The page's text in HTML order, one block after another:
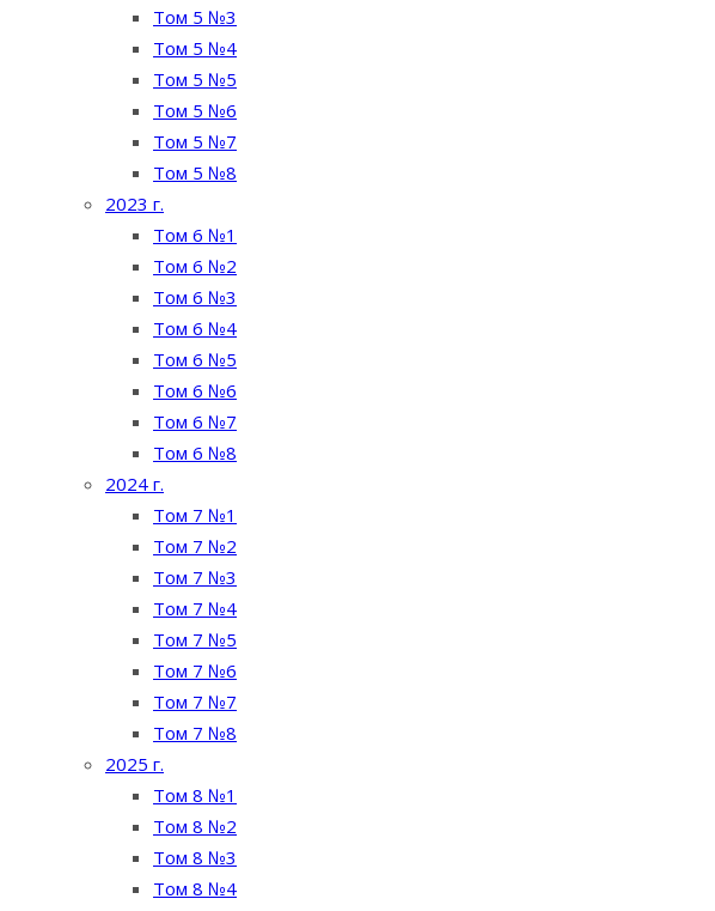
Том 5 №3
Том 5 №4
Том 5 №5
Том 5 №6
Том 5 №7
Том 5 №8
2023 г.
Том 6 №1
Том 6 №2
Том 6 №3
Том 6 №4
Том 6 №5
Том 6 №6
Том 6 №7
Том 6 №8
2024 г.
Том 7 №1
Том 7 №2
Том 7 №3
Том 7 №4
Том 7 №5
Том 7 №6
Том 7 №7
Том 7 №8
2025 г.
Том 8 №1
Том 8 №2
Том 8 №3
Том 8 №4